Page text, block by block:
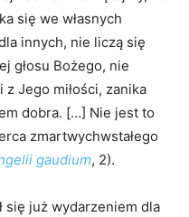
się we własnych
innych, nie liczą się
głosu Bożego, nie
Jego miłości, zanika
dobra. […] Nie jest to
zmartwychwstałego
gaudium, 2).
się już wydarzeniem dla